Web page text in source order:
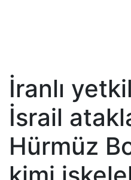
İranlı
İsrail
Hürmüz